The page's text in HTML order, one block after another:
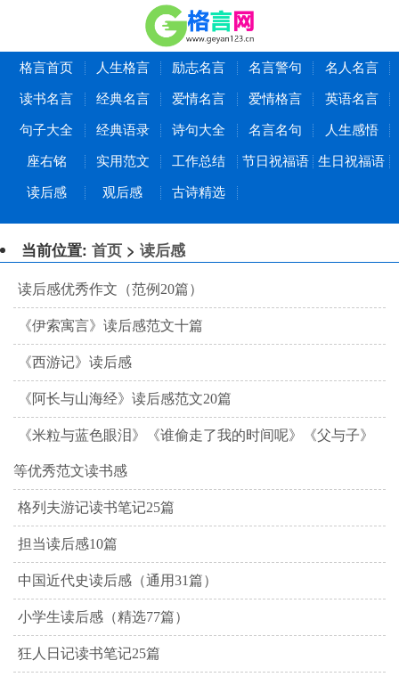
格言首页 人生格言 励志名言 名言警句 名人名言
读书名言 经典名言 爱情名言 爱情格言 英语名言
句子大全 经典语录 诗句大全 名言名句 人生感悟
座右铭 实用范文 工作总结 节日祝福语 生日祝福语
读后感 观后感 古诗精选
当前位置: 首页 > 读后感
读后感优秀作文（范例20篇）
《伊索寓言》读后感范文十篇
《西游记》读后感
《阿长与山海经》读后感范文20篇
《米粒与蓝色眼泪》《谁偷走了我的时间呢》《父与子》
等优秀范文读书感
格列夫游记读书笔记25篇
担当读后感10篇
中国近代史读后感（通用31篇）
小学生读后感（精选77篇）
狂人日记读书笔记25篇